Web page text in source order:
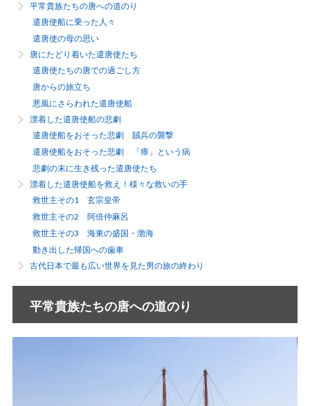
平常貴族たちの唐への道のり
遣唐使船に乗った人々
遣唐使の母の思い
唐にたどり着いた遣唐使たち
遣唐使たちの唐での過ごし方
唐からの旅立ち
悪風にさらわれた遣唐使船
漂着した遣唐使船の悲劇
遣唐使船をおそった悲劇 賊兵の襲撃
遣唐使船をおそった悲劇 「瘴」という病
悲劇の末に生き残った遣唐使たち
漂着した遣唐使船を救え！様々な救いの手
救世主その1 玄宗皇帝
救世主その2 阿倍仲麻呂
救世主その3 海東の盛国・渤海
動き出した帰国への歯車
古代日本で最も広い世界を見た男の旅の終わり
平常貴族たちの唐への道のり